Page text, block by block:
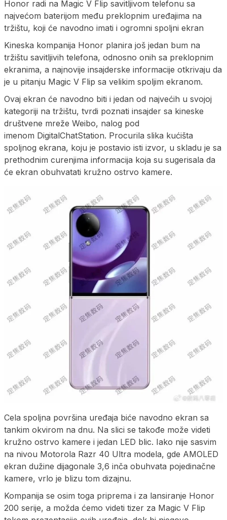
Honor radi na Magic V Flip savitljivom telefonu sa
najvećom baterijom među preklopnim uređajima na
tržištu, koji će navodno imati i ogromni spoljni ekran
Kineska kompanija Honor planira još jedan bum na
tržištu savitljivih telefona, odnosno onih sa preklopnim
ekranima, a najnovije insajderske informacije otkrivaju da
je u pitanju Magic V Flip sa velikim spoljim ekranom.
Ovaj ekran će navodno biti i jedan od najvećih u svojoj
kategoriji na tržištu, tvrdi poznati insajder sa kineske
društvene mreže Weibo, nalog pod
imenom DigitalChatStation. Procurila slika kućišta
spoljnog ekrana, koju je postavio isti izvor, u skladu je sa
prethodnim curenjima informacija koja su sugerisala da
će ekran obuhvatati kružno ostrvo kamere.
Cela spoljna površina uređaja biće navodno ekran sa
tankim okvirom na dnu. Na slici se takođe može videti
kružno ostrvo kamere i jedan LED blic. Iako nije sasvim
na nivou Motorola Razr 40 Ultra modela, gde AMOLED
ekran dužine dijagonale 3,6 inča obuhvata pojedinačne
kamere, vrlo je blizu tom dizajnu.
Kompanija se osim toga priprema i za lansiranje Honor
200 serije, a možda ćemo videti tizer za Magic V Flip